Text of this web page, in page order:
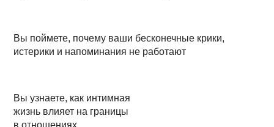
Вы поймете, почему ваши бесконечные крики,
истерики и напоминания не работают
Вы узнаете, как интимная
жизнь влияет на границы
в отношениях